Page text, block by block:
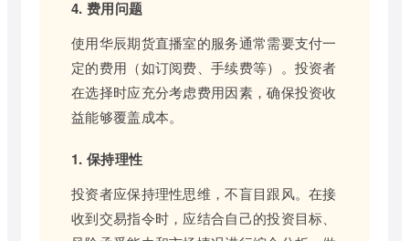
4. 费用问题
使用华辰期货直播室的服务通常需要支付一
定的费用（如订阅费、手续费等）。投资者
在选择时应充分考虑费用因素，确保投资收
益能够覆盖成本。
1. 保持理性
投资者应保持理性思维，不盲目跟风。在接
收到交易指令时，应结合自己的投资目标、